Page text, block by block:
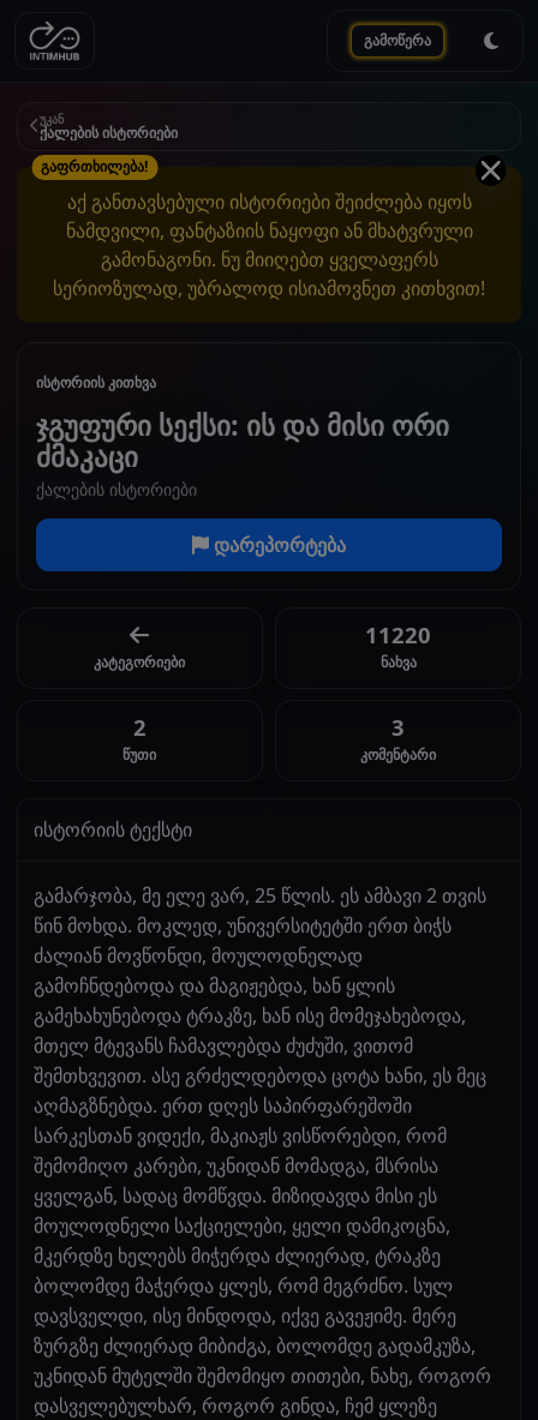
გამოწერა
უკან
ქალების ისტორიები
გაფრთხილება!
აქ განთავსებული ისტორიები შეიძლება იყოს
ნამდვილი, ფანტაზიის ნაყოფი ან მხატვრული
გამონაგონი. ნუ მიიღებთ ყველაფერს
სერიოზულად, უბრალოდ ისიამოვნეთ კითხვით!
ისტორიის კითხვა
ჯგუფური სექსი: ის და მისი ორი
ძმაკაცი
ქალების ისტორიები
დარეპორტება
კატეგორიები
11220
ნახვა
2
წუთი
3
კომენტარი
ისტორიის ტექსტი
გამარჯობა, მე ელე ვარ, 25 წლის. ეს ამბავი 2 თვის
წინ მოხდა. მოკლედ, უნივერსიტეტში ერთ ბიჭს
ძალიან მოვწონდი, მოულოდნელად
გამოჩნდებოდა და მაგიჟებდა, ხან ყლის
გამეხახუნებოდა ტრაკზე, ხან ისე მომეჯახებოდა,
მთელ მტევანს ჩამავლებდა ძუძუში, ვითომ
შემთხვევით. ასე გრძელდებოდა ცოტა ხანი, ეს მეც
აღმაგზნებდა. ერთ დღეს საპირფარეშოში
სარკესთან ვიდექი, მაკიაჟს ვისწორებდი, რომ
შემომიღო კარები, უკნიდან მომადგა, მსრისა
ყველგან, სადაც მომწვდა. მიზიდავდა მისი ეს
მოულოდნელი საქციელები, ყელი დამიკოცნა,
მკერდზე ხელებს მიჭერდა ძლიერად, ტრაკზე
ბოლომდე მაჭერდა ყლეს, რომ მეგრძნო. სულ
დავსველდი, ისე მინდოდა, იქვე გავეჟიმე. მერე
ზურგზე ძლიერად მიბიძგა, ბოლომდე გადამკუზა,
უკნიდან მუტელში შემომიყო თითები, ნახე, როგორ
დასველებულხარ, როგორ გინდა, ჩემ ყლეზე